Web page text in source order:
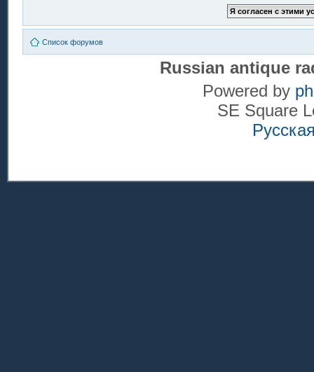
Список форумов
Russian antique
Powered by
SE Square